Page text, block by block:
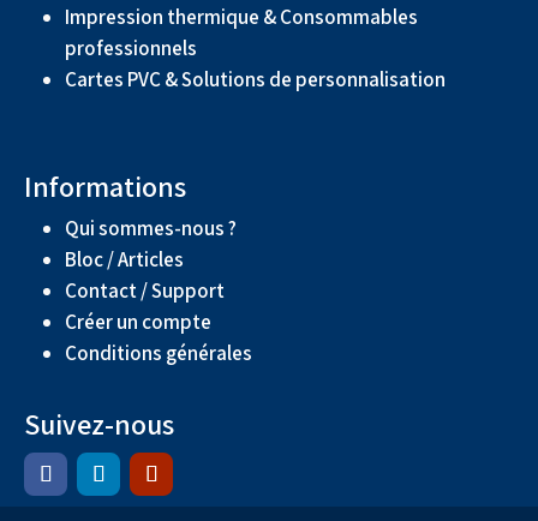
Impression thermique & Consommables
professionnels
Cartes PVC & Solutions de personnalisation
Informations
Qui sommes-nous ?
Bloc / Articles
Contact / Support
Créer un compte
Conditions générales
Suivez-nous